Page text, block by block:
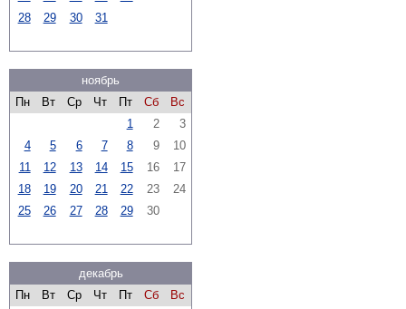
28
29 30 31
ноябрь
Пн
Вт Ср Чт Пт Сб
Вс
1
2
3
4
5 6 7 8 9
10
11
12 13 14 15 16
17
18
19 20 21 22 23
24
25
26 27 28 29 30
декабрь
Пн
Вт Ср Чт Пт Сб
Вс